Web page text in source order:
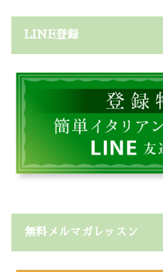
LINE登録
無料メルマガレッスン